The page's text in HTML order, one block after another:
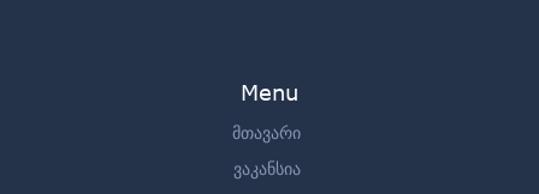
Menu
მთავარი
ვაკანსია